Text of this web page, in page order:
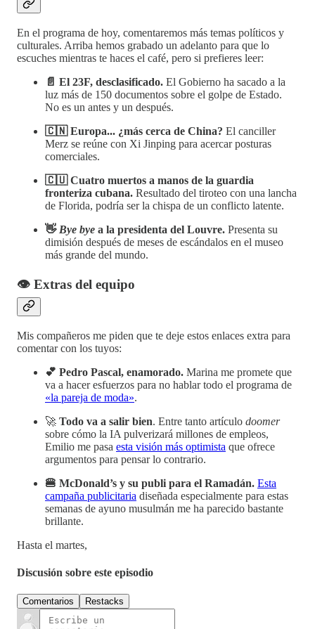
En el programa de hoy, comentaremos más temas políticos y
culturales. Arriba hemos grabado un adelanto para que lo
escuches mientras te haces el café, pero si prefieres leer:
📄 El 23F, desclasificado. El Gobierno ha sacado a la
luz más de 150 documentos sobre el golpe de Estado.
No es un antes y un después.
🇨🇳 Europa... ¿más cerca de China? El canciller
Merz se reúne con Xi Jinping para acercar posturas
comerciales.
🇨🇺 Cuatro muertos a manos de la guardia
fronteriza cubana. Resultado del tiroteo con una lancha
de Florida, podría ser la chispa de un conflicto latente.
👋 Bye bye a la presidenta del Louvre. Presenta su
dimisión después de meses de escándalos en el museo
más grande del mundo.
👁️ Extras del equipo
Mis compañeros me piden que te deje estos enlaces extra para
comentar con los tuyos:
💕 Pedro Pascal, enamorado. Marina me promete que
va a hacer esfuerzos para no hablar todo el programa de
«la pareja de moda».
🚀 Todo va a salir bien. Entre tanto artículo doomer
sobre cómo la IA pulverizará millones de empleos,
Emilio me pasa esta visión más optimista que ofrece
argumentos para pensar lo contrario.
🍔 McDonald’s y su publi para el Ramadán. Esta
campaña publicitaria diseñada especialmente para estas
semanas de ayuno musulmán me ha parecido bastante
brillante.
Hasta el martes,
Discusión sobre este episodio
Comentarios Restacks